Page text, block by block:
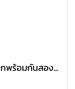
พร้อมกันสอง
นิษฐ์ - อุ๋ย